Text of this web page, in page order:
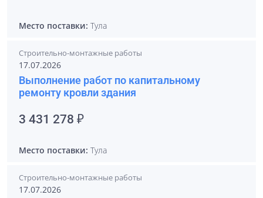
Место поставки: Тула
Строительно-монтажные работы
17.07.2026
Выполнение работ по капитальному
ремонту кровли здания
3 431 278 ₽
Место поставки: Тула
Строительно-монтажные работы
17.07.2026